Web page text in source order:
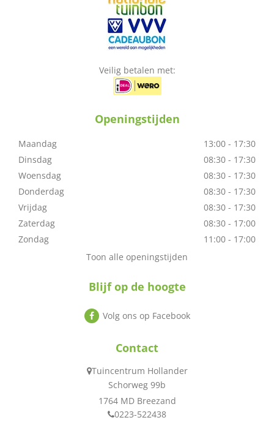
Veilig betalen met:
Openingstijden
Maandag
13:00 - 17:30
Dinsdag
08:30 - 17:30
Woensdag
08:30 - 17:30
Donderdag
08:30 - 17:30
Vrijdag
08:30 - 17:30
Zaterdag
08:30 - 17:00
Zondag
11:00 - 17:00
Toon alle openingstijden
Blijf op de hoogte
Volg ons op Facebook
Contact
Tuincentrum Hollander
Schorweg 99b
1764 MD Breezand
0223-522438